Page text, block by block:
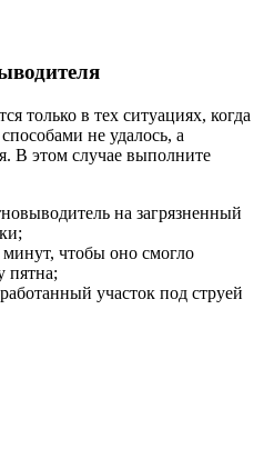
только в тех ситуациях, когда
не удалось, а
В этом случае выполните
на загрязненный
минут, чтобы оно смогло
пятна;
участок под струей